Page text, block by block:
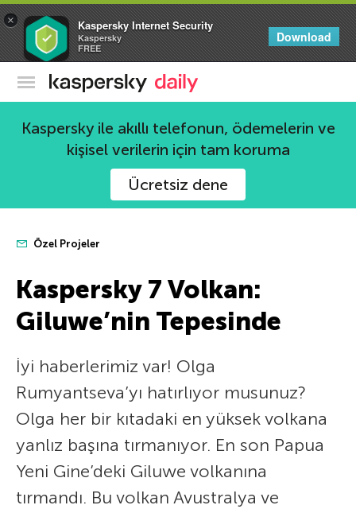
× Kaspersky Internet Security
Kaspersky
FREE
Download
Kaspersky Resmi Blogu
Kaspersky ile akıllı telefonun, ödemelerin ve
kişisel verilerin için tam koruma
Ücretsiz dene
Özel Projeler
Kaspersky 7 Volkan:
Giluwe’nin Tepesinde
İyi haberlerimiz var! Olga
Rumyantseva’yı hatırlıyor musunuz?
Olga her bir kıtadaki en yüksek volkana
yanlız başına tırmanıyor. En son Papua
Yeni Gine’deki Giluwe volkanına
tırmandı. Bu volkan Avustralya ve